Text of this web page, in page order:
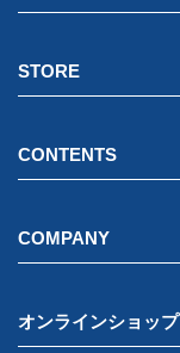
STORE
CONTENTS
COMPANY
オンラインショップ